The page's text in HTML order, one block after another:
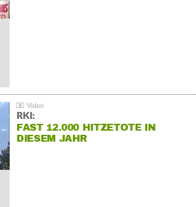
RKI:
FAST 12.000 HITZETOTE IN
DIESEM JAHR